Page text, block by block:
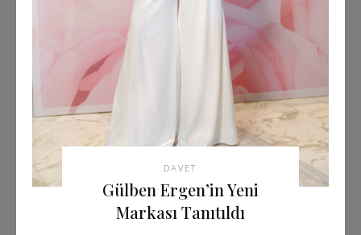
DAVET
Gülben Ergen’in Yeni
Markası Tanıtıldı